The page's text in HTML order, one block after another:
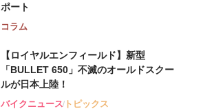
ポート
コラム
【ロイヤルエンフィールド】新型
「BULLET 650」不滅のオールドスクー
ルが⽇本上陸！
バイクニューストピックス